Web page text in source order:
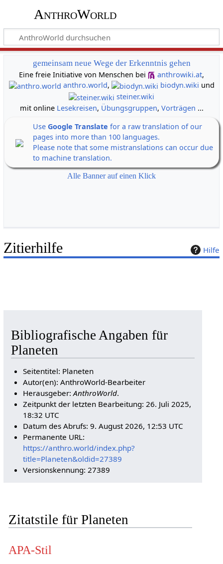
AnthroWorld
gemeinsam neue Wege der Erkenntnis gehen
Eine freie Initiative von Menschen bei
anthrowiki.at,
anthro.world, biodyn.wiki und
steiner.wiki
mit online Lesekreisen, Übungsgruppen, Vorträgen ...
Use Google Translate for a raw translation of our
pages into more than 100 languages.
Please note that some mistranslations can occur due
to machine translation.
Alle Banner auf einen Klick
Hilfe
Zitierhilfe
Bibliografische Angaben für
Planeten
Seitentitel: Planeten
Autor(en): AnthroWorld-Bearbeiter
Herausgeber:AnthroWorld.
Zeitpunkt der letzten Bearbeitung: 26. Juli 2025,
18:32 UTC
Datum des Abrufs: 9. August 2026, 12:53 UTC
Permanente URL:
https://anthro.world/index.php?
title=Planeten&oldid=27389
Versionskennung: 27389
Zitatstile für Planeten
APA-Stil